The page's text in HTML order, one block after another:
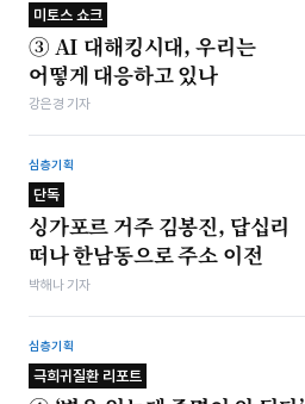
미토스 쇼크
③ AI 대해킹시대, 우리는
어떻게 대응하고 있나
강은경 기자
심층기획
단독
싱가포르 거주 김봉진, 답십리
떠나 한남동으로 주소 이전
박해나 기자
심층기획
극희귀질환 리포트